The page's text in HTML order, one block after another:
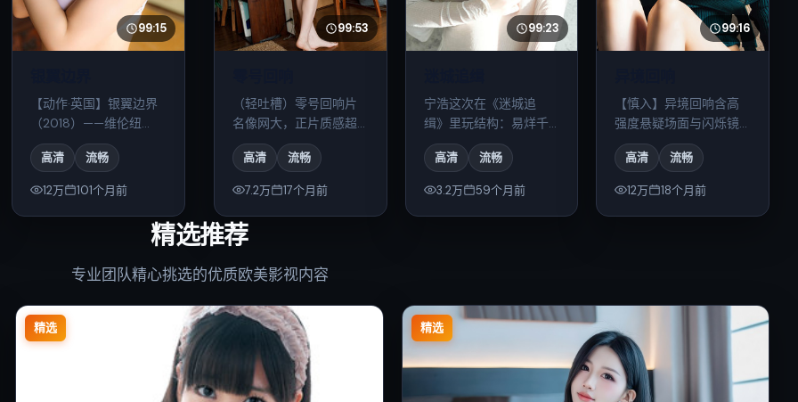
99:15
【动作·英国】银翼边界
（2018）——维伦纽
瓦。不剧透：中段有一
次大反转，结尾留白。
高清 流畅
12万 101个月前
99:53
（轻吐槽）零号回响片
名像网大，正片质感超
预期；惊悚+一点点喜剧
调剂，笑完又有点堵。
高清 流畅
7.2万 17个月前
99:23
宁浩这次在《迷城追
缉》里玩结构：易烊千
玺、河正宇对手戏耐
看，细思极恐。
高清 流畅
3.2万 59个月前
99:16
【慎入】异境回响含高
强度悬疑场面与闪烁镜
头；心理承受弱请酌情
观看。
高清 流畅
12万 18个月前
精选推荐
专业团队精心挑选的优质欧美影视内容
精选 精选